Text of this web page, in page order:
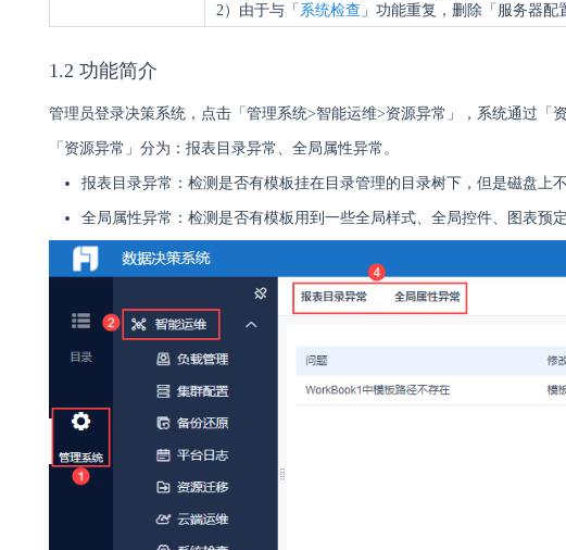
2）由于与「 系统检查 」功能重复，删除「服务器配
1.2 功能简介
管理员登录决策系统，点击「管理系统>智能运维>资源异常」，系统通过「
「资源异常」分为：报表目录异常、全局属性异常。
报表目录异常：检测是否有模板挂在目录管理的目录树下，但是磁盘上不
全局属性异常：检测是否有模板用到一些全局样式、全局控件、图表预